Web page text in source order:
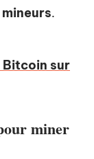
mineurs.
Bitcoin sur
miner